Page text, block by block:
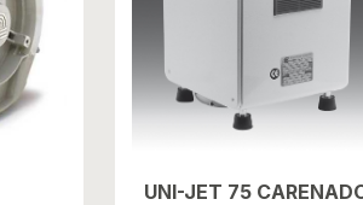
UNI-JET 75